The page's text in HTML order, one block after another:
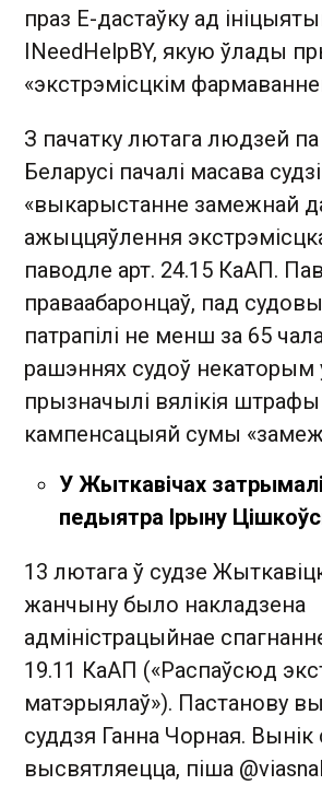
праз Е-дастаўку ад
INeedHelpBY, якую ўлады
«экстрэмісцкім
З пачатку лютага людзей па
Беларусі пачалі масава
«выкарыстанне замежнай
ажыццяўлення
паводле арт. 24.15 КаАП.
праваабаронцаў, пад
патрапілі не менш за 65
рашэннях судоў некаторым
прызначылі вялікія штрафы
кампенсацыяй сумы
У Жыткавічах
педыятра Ірыну
13 лютага ў судзе
жанчыну было накладзена
адміністрацыйнае
19.11 КаАП («Распаўсюд
матэрыялаў»). Пастанову
суддзя Ганна Чорная. Вынік
высвятляецца, піша